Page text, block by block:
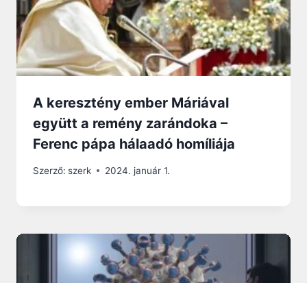
A keresztény ember Máriával
együtt a remény zarándoka –
Ferenc pápa hálaadó homíliája
Szerző: szerk 2024. január 1.